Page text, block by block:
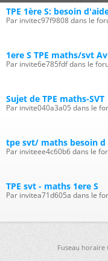
TPE 1ère S: besoin
Par invitec97f9808 dans le
1ere S TPE maths/svt
Par invite6e785fdf dans le
Sujet de TPE maths-SVT
Par invite040a3a05 dans le
tpe svt/ maths besoin d
Par inviteee4c60b6 dans le
TPE svt - maths 1ere S
Par invitea71d605a dans le
Fuseau horaire